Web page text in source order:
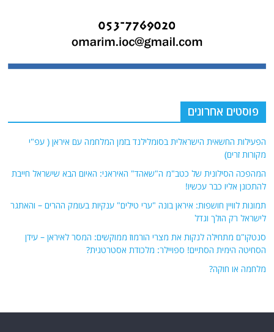
פוסטים אחרונים
הפעילות החשאית הישראלית בסומלילנד בזמן המלחמה עם איראן ( עפ"י
מקורות זרים)
המהפכה הסילונית של כטב"מ ה"שאהד" האיראני: האיום הבא שישראל חייבת
להתכונן אליו כבר עכשיו!
תמונות לוויין חושפות: איראן בונה "ערי טילים" ענקיות בעומק ההרים – והאתגר
לישראל רק הולך וגדל
סנטקו"ם מתחילה לנקות את מצרי הורמוז ממוקשים: המסר לאיראן – עידן
הסחיטה הימית הסתיים! ספויילר: מלכודת אסטרטגית?
מלחמה או חוקה?